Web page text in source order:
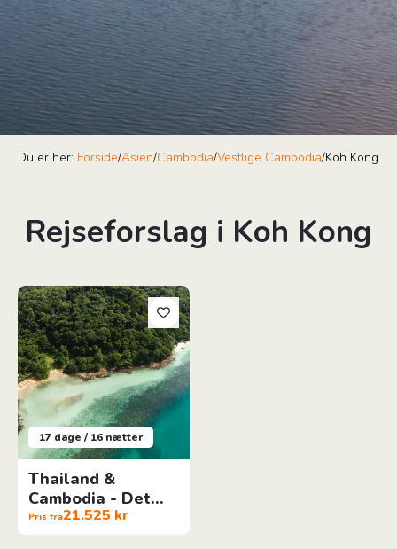
Du er her: Forside/Asien/Cambodia/Vestlige Cambodia/Koh Kong
Rejseforslag i Koh Kong
17 dage / 16 nætter
Thailand &
Cambodia - Det
Kendte & Det
Ukendte
Pris fra21.525 kr
Thailand & Cambodia - Det Kendte & Det Ukendte